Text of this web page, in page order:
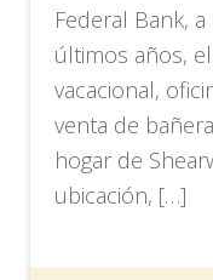
Federal Bank,
últimos años,
vacacional,
venta de
hogar de
ubicación, […]